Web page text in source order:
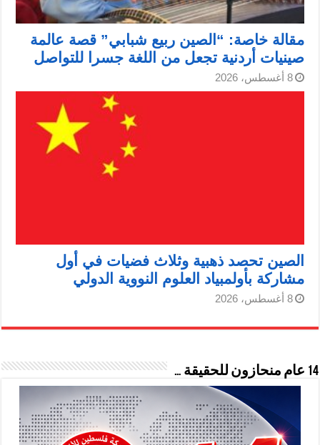
مقالة خاصة: “الصين ربيع شبابي” قصة عالمة
صينيات أردنية تجعل من اللغة جسرا للتواصل
8 أغسطس، 2026
الصين تحصد ذهبية وثلاث فضيات في أول
مشاركة بأولمبياد العلوم النووية الدولي
8 أغسطس، 2026
14 عام منحازون للحقيقة …